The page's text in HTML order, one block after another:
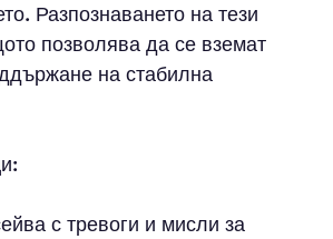
Разпознаването на тези
позволява да се вземат
на стабилна
с тревоги и мисли за